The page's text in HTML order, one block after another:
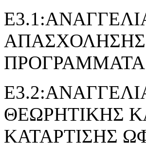
ΘΕΩΡΗΤΙΚΗΣ
ΚΑΤΑΡΤΙΣΗΣ